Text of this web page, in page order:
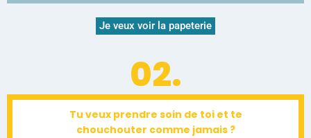
Je veux voir la papeterie
02.
Tu veux prendre soin de toi et te
chouchouter comme jamais ?